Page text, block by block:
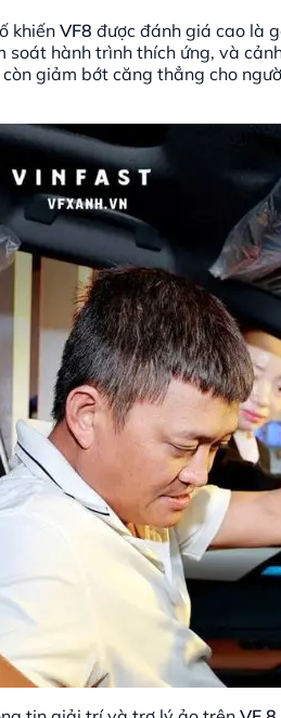
khiến VF8 được đánh giá cao là
soát hành trình thích ứng, và
giảm bớt căng thẳng cho